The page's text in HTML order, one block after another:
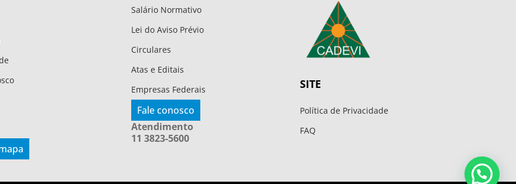
Salário Normativo
Lei do Aviso Prévio
Circulares
Atas e Editais
Empresas Federais
Fale conosco
Atendimento
11 3823-5600
SITE
Política de Privacidade
FAQ